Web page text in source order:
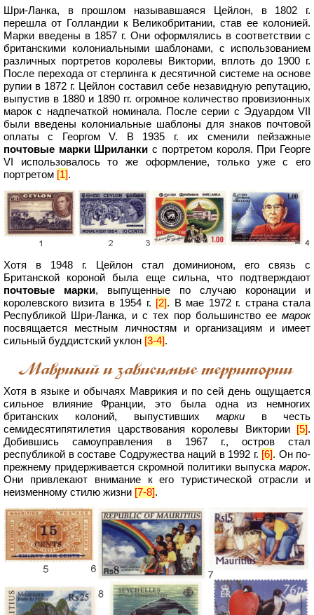
Шри-Ланка, в прошлом называвшаяся Цейлон, в 1802 г.
перешла от Голландии к Великобритании, став ее колонией.
Марки введены в 1857 г. Они оформлялись в соответствии с
британскими колониальными шаблонами, с использованием
различных портретов королевы Виктории, вплоть до 1900 г.
После перехода от стерлинга к десятичной системе на основе
рупии в 1872 г. Цейлон составил себе незавидную репутацию,
выпустив в 1880 и 1890 гг. огромное количество провизионных
марок с надпечаткой номинала. После серии с Эдуардом VII
были введены колониальные шаблоны для знаков почтовой
оплаты с Георгом V. В 1935 г. их сменили пейзажные
почтовые марки Шриланки с портретом короля. При Георге
VI использовалось то же оформление, только уже с его
портретом [1].
Хотя в 1948 г. Цейлон стал доминионом, его связь с
Британской короной была еще сильна, что подтверждают
почтовые марки, выпущенные по случаю коронации и
королевского визита в 1954 г. [2]. В мае 1972 г. страна стала
Республикой Шри-Ланка, и с тех пор большинство ее марок
посвящается местным личностям и организациям и имеет
сильный буддистский уклон [3-4].
Маврикийи зависимые территории
Хотя в языке и обычаях Маврикия и по сей день ощущается
сильное влияние Франции, это была одна из немногих
британских колоний, выпустившихмарки в честь
семидесятипятилетия царствования королевы Виктории [5].
Добившись самоуправления в 1967 г., остров стал
республикой в составе Содружества наций в 1992 г. [6]. Он по-
прежнему придерживается скромной политики выпуска марок.
Они привлекают внимание к его туристической отрасли и
неизменному стилю жизни [7-8].